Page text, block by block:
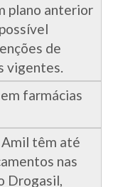
plano anterior
de
vigentes.
farmácias
têm até
nas
Drogasil,